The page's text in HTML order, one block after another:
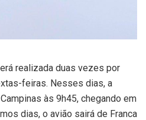
realizada duas vezes por
feiras. Nesses dias, a
às 9h45, chegando em
dias, o avião sairá de Franca